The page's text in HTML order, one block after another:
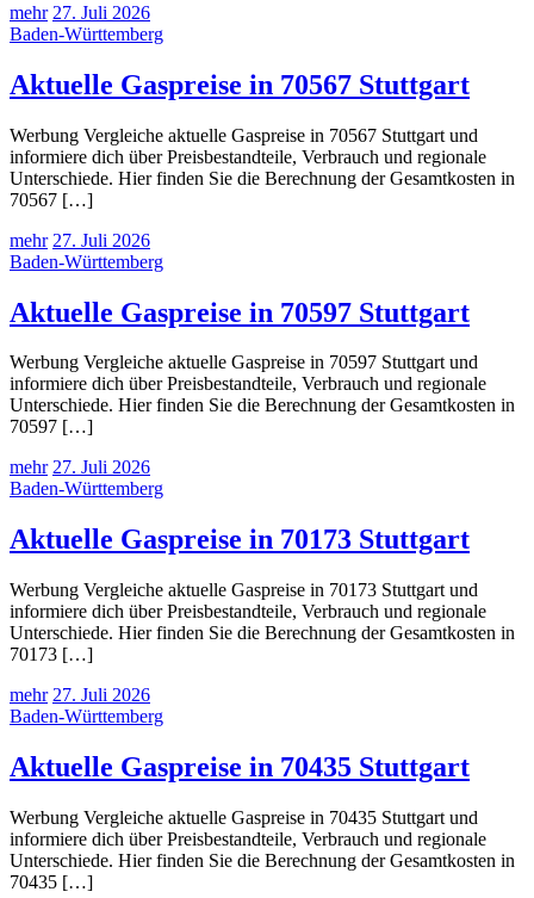
mehr 27. Juli 2026
Baden-Württemberg
Aktuelle Gaspreise in 70567 Stuttgart
Werbung Vergleiche aktuelle Gaspreise in 70567 Stuttgart und
informiere dich über Preisbestandteile, Verbrauch und regionale
Unterschiede. Hier finden Sie die Berechnung der Gesamtkosten in
70567 […]
mehr 27. Juli 2026
Baden-Württemberg
Aktuelle Gaspreise in 70597 Stuttgart
Werbung Vergleiche aktuelle Gaspreise in 70597 Stuttgart und
informiere dich über Preisbestandteile, Verbrauch und regionale
Unterschiede. Hier finden Sie die Berechnung der Gesamtkosten in
70597 […]
mehr 27. Juli 2026
Baden-Württemberg
Aktuelle Gaspreise in 70173 Stuttgart
Werbung Vergleiche aktuelle Gaspreise in 70173 Stuttgart und
informiere dich über Preisbestandteile, Verbrauch und regionale
Unterschiede. Hier finden Sie die Berechnung der Gesamtkosten in
70173 […]
mehr 27. Juli 2026
Baden-Württemberg
Aktuelle Gaspreise in 70435 Stuttgart
Werbung Vergleiche aktuelle Gaspreise in 70435 Stuttgart und
informiere dich über Preisbestandteile, Verbrauch und regionale
Unterschiede. Hier finden Sie die Berechnung der Gesamtkosten in
70435 […]